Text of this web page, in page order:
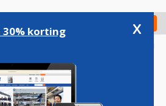
Check in
30% korting x